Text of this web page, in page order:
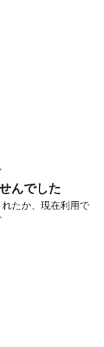
んでした
たか、現在利用で